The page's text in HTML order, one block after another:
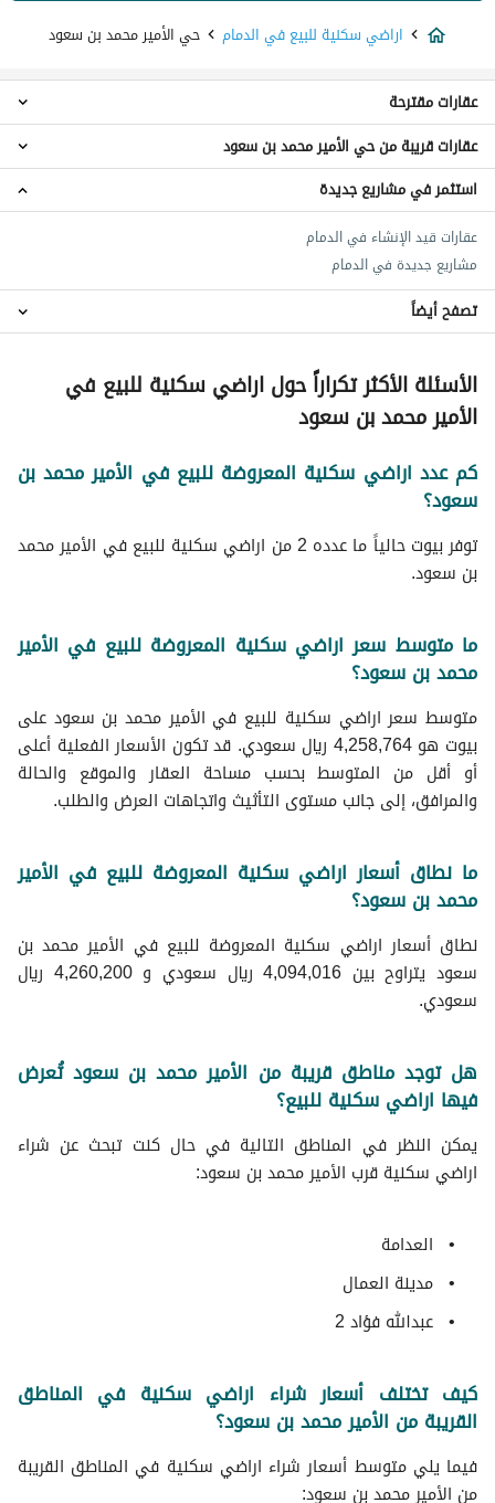
اراضي سكنية للبيع في الدمام
حي الأمير محمد بن سعود
شقق للبيع في حي الأمير محمد بن سعود
عمائر سكنية للبيع في حي الأمير محمد بن سعود
عقارات للبيع في حي الأمير محمد بن سعود
عقارات مقترحة
اراضي سكنية حي الربيع
اراضي سكنية حي مدينة العمال
اراضي سكنية حي العدامة
اراضي سكنية حي عبدالله فؤاد 2
اراضي سكنية حي السلام
اراضي سكنية حي الشروق
اراضي سكنية حي الخليح
اراضي سكنية حي الوسام
عقارات قريبة من حي الأمير محمد بن سعود
عقارات قيد الإنشاء في الدمام
مشاريع جديدة في الدمام
استثمر في مشاريع جديدة
عقارات للبيع في الدمام
تصفح أيضاً
الأسئلة الأكثر تكراراً حول اراضي سكنية للبيع في
الأمير محمد بن سعود
كم عدد اراضي سكنية المعروضة للبيع في الأمير محمد بن
سعود؟
توفر بيوت حالياً ما عدده 2 من اراضي سكنية للبيع في الأمير محمد
بن سعود.
ما متوسط سعر اراضي سكنية المعروضة للبيع في الأمير
محمد بن سعود؟
متوسط سعر اراضي سكنية للبيع في الأمير محمد بن سعود على
بيوت هو 4,258,764 ريال سعودي. قد تكون الأسعار الفعلية أعلى
أو أقل من المتوسط بحسب مساحة العقار والموقع والحالة
والمرافق، إلى جانب مستوى التأثيث واتجاهات العرض والطلب.
ما نطاق أسعار اراضي سكنية المعروضة للبيع في الأمير
محمد بن سعود؟
نطاق أسعار اراضي سكنية المعروضة للبيع في الأمير محمد بن
سعود يتراوح بين 4,094,016 ريال سعودي و 4,260,200 ريال
سعودي.
هل توجد مناطق قريبة من الأمير محمد بن سعود تُعرض
فيها اراضي سكنية للبيع؟
يمكن النظر في المناطق التالية في حال كنت تبحث عن شراء
اراضي سكنية قرب الأمير محمد بن سعود:
العدامة
مدينة العمال
عبدالله فؤاد 2
كيف تختلف أسعار شراء اراضي سكنية في المناطق
القريبة من الأمير محمد بن سعود؟
فيما يلي متوسط ​​أسعار شراء اراضي سكنية في المناطق القريبة
من الأمير محمد بن سعود: